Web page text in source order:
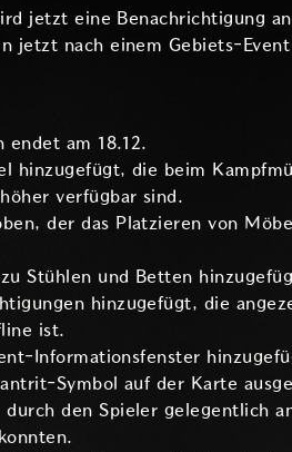
jetzt eine Benachrichtigung
jetzt nach einem Gebiets-
endet am 18.12.
hinzugefügt, die beim
verfügbar sind.
der das Platzieren von
Stühlen und Betten
hinzugefügt, die
ist.
Informationsfenster
Symbol auf der Karte
durch den Spieler gelegentlich